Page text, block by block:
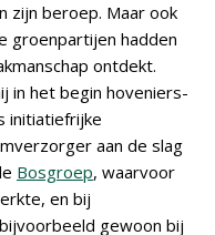
zijn beroep. Maar ook
groenpartijen hadden
ontdekt.
in het begin hoveniers-
initiatiefrijke
aan de slag
Bosgroep, waarvoor
en bij
gewoon bij